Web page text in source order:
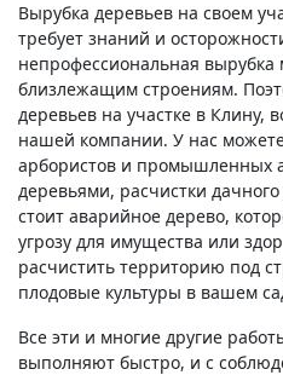
Вырубка деревьев на своем
требует знаний и
непрофессиональная
близлежащим строениям.
деревьев на участке в Клину,
нашей компании. У нас
арбористов и промышленных
деревьями, расчистки
стоит аварийное дерево,
угрозу для имущества или
расчистить территорию под
плодовые культуры в вашем
Все эти и многие другие
выполняют быстро, и с